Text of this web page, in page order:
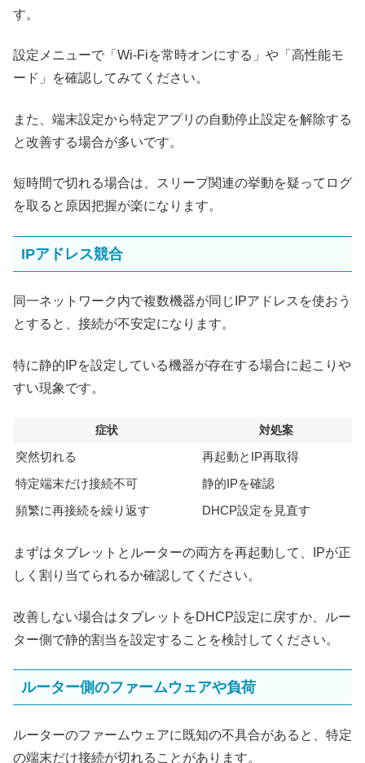
す。
設定メニューで「Wi‑Fiを常時オンにする」や「高性能モ
ード」を確認してみてください。
また、端末設定から特定アプリの自動停止設定を解除する
と改善する場合が多いです。
短時間で切れる場合は、スリープ関連の挙動を疑ってログ
を取ると原因把握が楽になります。
IPアドレス競合
同一ネットワーク内で複数機器が同じIPアドレスを使おう
とすると、接続が不安定になります。
特に静的IPを設定している機器が存在する場合に起こりや
すい現象です。
症状 対処案
突然切れる
再起動とIP再取得
特定端末だけ接続不可
静的IPを確認
頻繁に再接続を繰り返す
DHCP設定を見直す
まずはタブレットとルーターの両方を再起動して、IPが正
しく割り当てられるか確認してください。
改善しない場合はタブレットをDHCP設定に戻すか、ルー
ター側で静的割当を設定することを検討してください。
ルーター側のファームウェアや負荷
ルーターのファームウェアに既知の不具合があると、特定
の端末だけ接続が切れることがあります。